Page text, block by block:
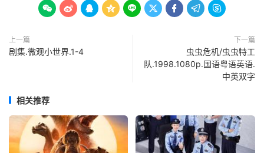
        
上一篇
剧集.微观小世界.1-4
下一篇
虫虫危机/虫虫特工
队.1998.1080p.国语粤语英语.
中英双字
相关推荐